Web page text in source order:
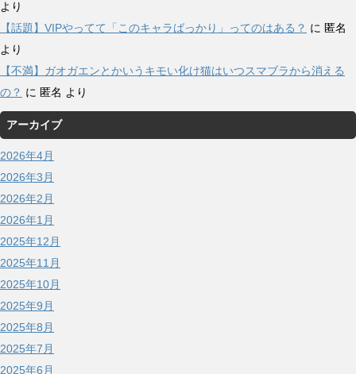
より
【話題】VIPやってて「このキャラばっかり」ってのはある？ に 匿名
より
【不満】ガオガエンとかいうキモい化け猫はいつスマブラから消える
の？ に 匿名 より
アーカイブ
2026年4月
2026年3月
2026年2月
2026年1月
2025年12月
2025年11月
2025年10月
2025年9月
2025年8月
2025年7月
2025年6月